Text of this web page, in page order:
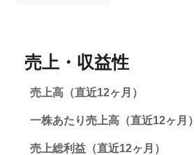
売上・収益性
売上高（直近12ヶ月）
一株あたり売上高（直近12ヶ月）
売上総利益（直近12ヶ月）